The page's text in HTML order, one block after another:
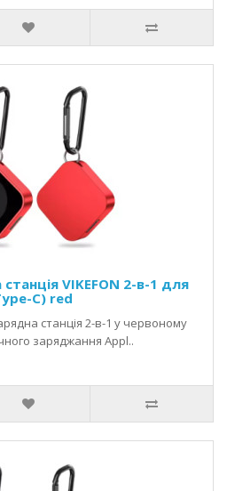
VIKEFON 2-в-1 для
C) red
станція 2-в-1 у червоному
заряджання Appl..